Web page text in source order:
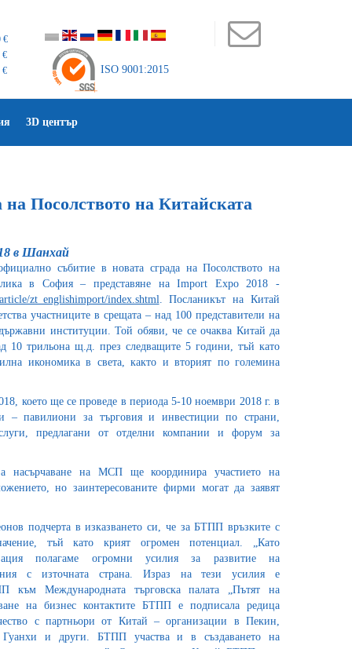
€
€
€
ISO 9001:2015
3D център
Посолството на Китайската
в Шанхай
събитие в новата сграда на Посолството на
в София – представяне на Import Expo 2018 -
zt_englishimport/index.shtml. Посланикът на Китай
участниците в срещата – над 100 представители на
институции. Той обяви, че се очаква Китай да
10 трильона щ.д. през следващите 5 години, тъй като
икономика в света, както и вторият по големина
което ще се проведе в периода 5-10 ноември 2018 г. в
павилиони за търговия и инвестиции по страни,
предлагани от отделни компании и форум за
насърчаване на МСП ще координира участието на
но заинтересованите фирми могат да заявят
подчерта в изказването си, че за БТПП връзките с
тъй като крият огромен потенциал. „Като
полагаме огромни усилия за развитие на
с източната страна. Израз на тези усилия е
към Международната търговска палата „Пътят на
на бизнес контактите БТПП е подписала редица
с партньори от Китай – организации в Пекин,
и други. БТПП участва и в създаването на